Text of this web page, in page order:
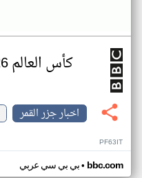
كأس العالم 2026
اخبار جزر القمر
PF63IT
بي بي سي عربي• bbc.com